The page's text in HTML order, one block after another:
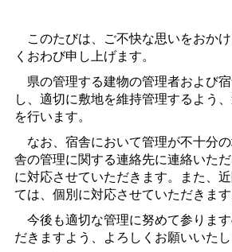
このたびは、ご不快な思いをおか
くおわび申し上げます。
県の管理する建物の管理者および
し、適切に敷地を維持管理するよう
を行います。
なお、宿舎において管理が不十分
舎の管理に関する連絡先に連絡いた
に対応させていただきます。また、
ては、個別に対応させていただきます
今後も適切な管理に努めて参りま
だきますよう、よろしくお願いいたし